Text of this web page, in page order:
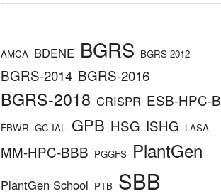
AMCA BDENE BGRS BGRS-2012
BGRS-2014 BGRS-2016
BGRS-2018 CRISPR ESB-HPC-B
FBWR GC-IAL GPB HSG ISHG LASA
MM-HPC-BBB PGGFS PlantGen
PlantGen School PTB SBB